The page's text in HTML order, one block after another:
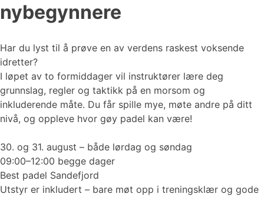
nybegynnere
Har du lyst til å prøve en av verdens raskest voksende
idretter?
I løpet av to formiddager vil instruktører lære deg
grunnslag, regler og taktikk på en morsom og
inkluderende måte. Du får spille mye, møte andre på ditt
nivå, og oppleve hvor gøy padel kan være!
30. og 31. august – både lørdag og søndag
09:00–12:00 begge dager
Best padel Sandefjord
Utstyr er inkludert – bare møt opp i treningsklær og gode